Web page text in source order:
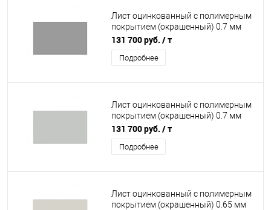
Лист оцинкованный с полимерным
покрытием (окрашенный) 0.7 мм
RAL 7004
131 700 руб. / т
Подробнее
Лист оцинкованный с полимерным
покрытием (окрашенный) 0.7 мм
RAL 7035
131 700 руб. / т
Подробнее
Лист оцинкованный с полимерным
покрытием (окрашенный) 0.65 мм